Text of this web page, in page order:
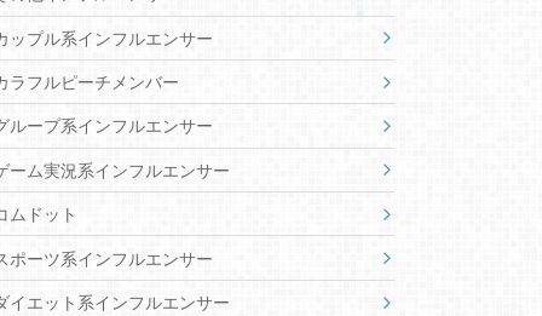
Re:AcT
VEE
WACTOR
あおぎり高校
あにまーれ
にじさんじ
のなめぷろだくしょん